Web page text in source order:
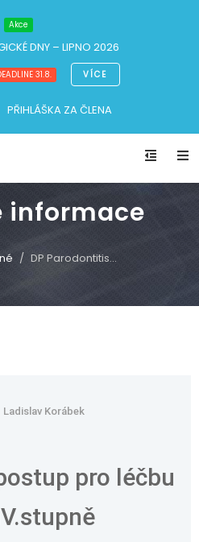
Akce
DNY – LIPNO 2026
31.8. VÍCE
PŘIHLÁŠKA ZA ČLENA
informace
DP Parodontitis...
Ladislav Korábek
pro léčbu